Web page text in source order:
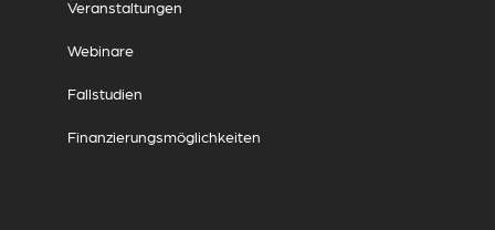
Veranstaltungen
Webinare
Fallstudien
Finanzierungsmöglichkeiten